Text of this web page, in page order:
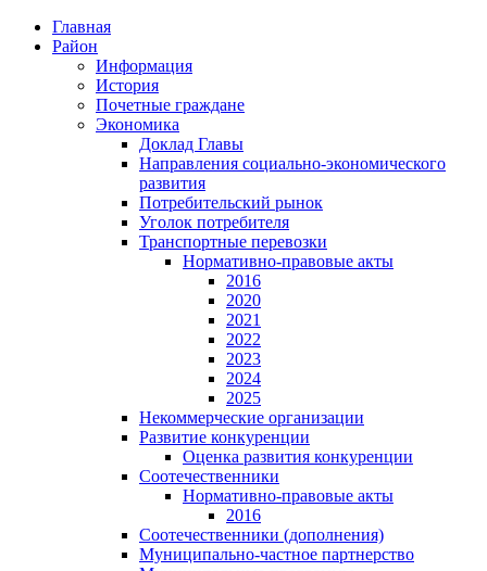
Главная
Район
Информация
История
Почетные граждане
Экономика
Доклад Главы
Направления социально-экономического
развития
Потребительский рынок
Уголок потребителя
Транспортные перевозки
Нормативно-правовые акты
2016
2020
2021
2022
2023
2024
2025
Некоммерческие организации
Развитие конкуренции
Оценка развития конкуренции
Соотечественники
Нормативно-правовые акты
2016
Соотечественники (дополнения)
Муниципально-частное партнерство